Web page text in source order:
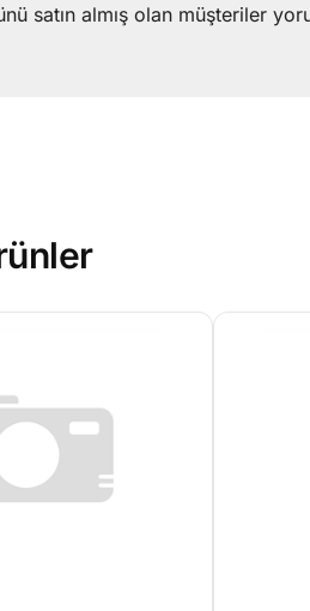
satın almış olan müşteriler